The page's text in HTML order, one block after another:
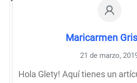
Maricarmen
21 de marzo,
Hola Glety! Aquí tienes un